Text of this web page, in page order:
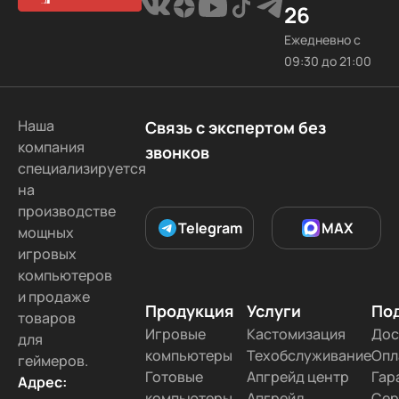
26
Ежедневно с
09:30 до 21:00
Наша
компания
специализируется
на
производстве
мощных
игровых
компьютеров
и продаже
товаров
для
геймеров.
Адрес:
Связь с экспертом без
звонков
Telegram MAX
Продукция
Игровые
компьютеры
Готовые
Услуги
Кастомизация
Техобслуживание
Апгрейд центр